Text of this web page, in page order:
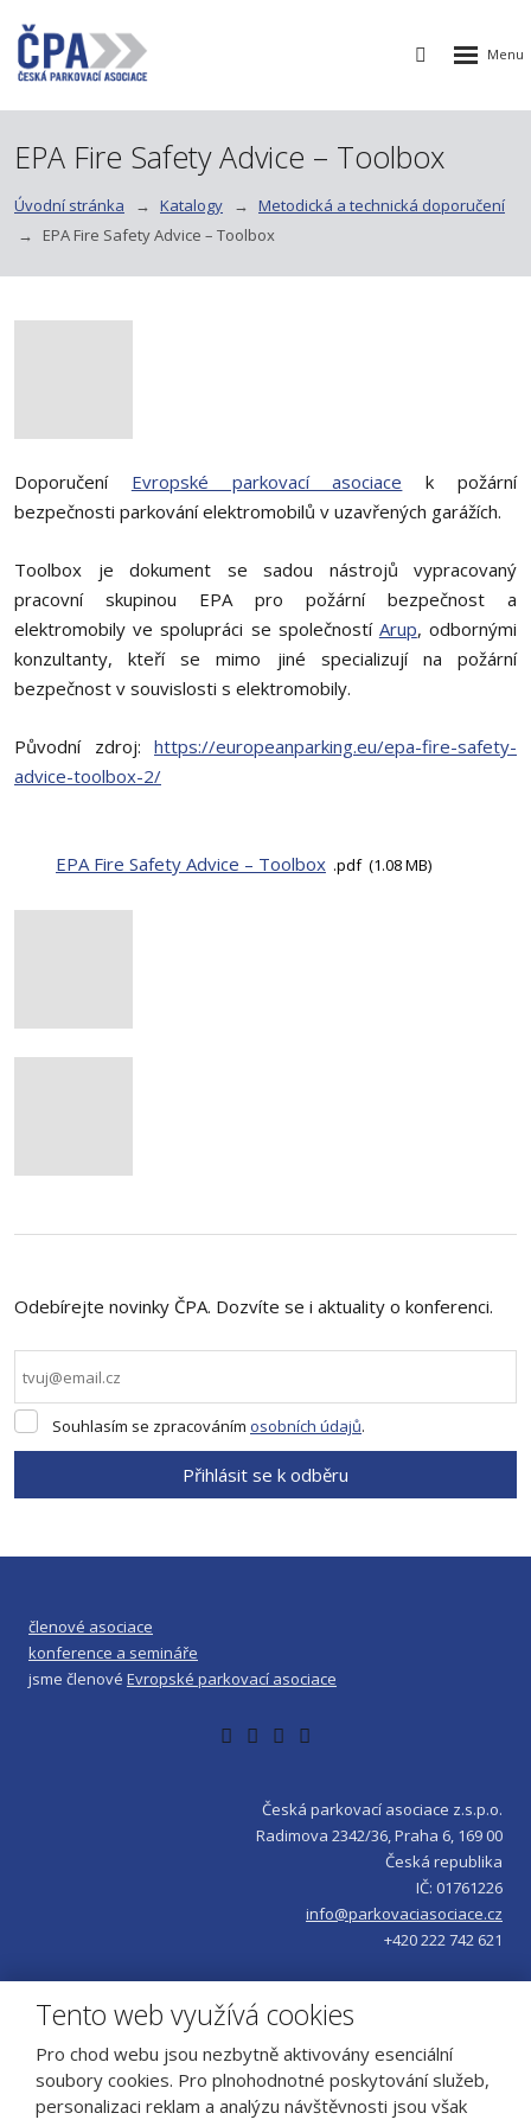
Vyhledávání
Rozbalení
EPA Fire Safety Advice – Toolbox
Úvodní stránka Katalogy
Metodická a technická doporučení
EPA Fire Safety Advice – Toolbox
Doporučení Evropské parkovací asociace k požární
bezpečnosti parkování elektromobilů v uzavřených garážích.
Toolbox je dokument se sadou nástrojů vypracovaný
pracovní skupinou EPA pro požární bezpečnost a
elektromobily ve spolupráci se společností Arup, odbornými
konzultanty, kteří se mimo jiné specializují na požární
bezpečnost v souvislosti s elektromobily.
Původní zdroj: https://europeanparking.eu/epa-fire-safety-
advice-toolbox-2/
EPA Fire Safety Advice – Toolbox pdf 1.08 MB
Odebírejte novinky ČPA. Dozvíte se i aktuality o konferenci.
Souhlasím
údajů.
Souhlasím se zpracováním osobních údajů.
Přihlásit se k odběru
se
odeslat.
členové asociace
konference a semináře
jsme členové Evropské parkovací asociace
Česká parkovací asociace z.s.p.o.
Radimova 2342/36, Praha 6, 169 00
Česká republika
IČ: 01761226
info@parkovaciasociace.cz
+420 222 742 621
Tento web využívá cookies
Pro chod webu jsou nezbytně aktivovány esenciální
soubory cookies. Pro plnohodnotné poskytování služeb,
personalizaci reklam a analýzu návštěvnosti jsou však